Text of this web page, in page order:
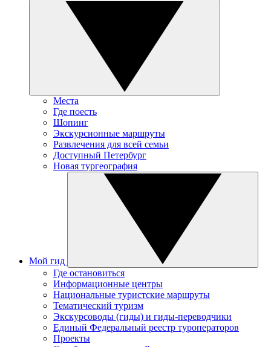
Места
Где поесть
Шопинг
Экскурсионные маршруты
Развлечения для всей семьи
Доступный Петербург
Новая тургеография
Мой гид
Где остановиться
Информационные центры
Национальные туристские маршруты
Тематический туризм
Экскурсоводы (гиды) и гиды-переводчики
Единый Федеральный реестр туроператоров
Проекты